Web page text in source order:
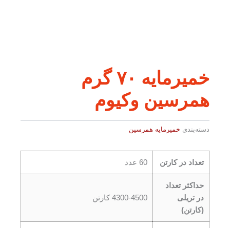
خمیرمایه ۷۰ گرم
همرسین وکیوم
دسته‌بندی خمیرمایه همرسین
تعداد در کارتن 60 عدد
حداکثر تعداد
در تریلی
(کارتن)
4300-4500 کارتن